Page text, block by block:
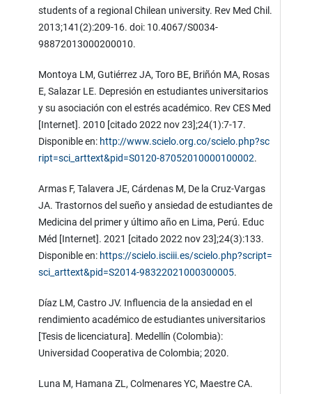
students of a regional Chilean university. Rev Med Chil.
2013;141(2):209-16. doi: 10.4067/S0034-
98872013000200010.
Montoya LM, Gutiérrez JA, Toro BE, Briñón MA, Rosas
E, Salazar LE. Depresión en estudiantes universitarios
y su asociación con el estrés académico. Rev CES Med
[Internet]. 2010 [citado 2022 nov 23];24(1):7-17.
Disponible en: http://www.scielo.org.co/scielo.php?sc
ript=sci_arttext&pid=S0120-87052010000100002.
Armas F, Talavera JE, Cárdenas M, De la Cruz-Vargas
JA. Trastornos del sueño y ansiedad de estudiantes de
Medicina del primer y último año en Lima, Perú. Educ
Méd [Internet]. 2021 [citado 2022 nov 23];24(3):133.
Disponible en: https://scielo.isciii.es/scielo.php?script=
sci_arttext&pid=S2014-98322021000300005.
Díaz LM, Castro JV. Influencia de la ansiedad en el
rendimiento académico de estudiantes universitarios
[Tesis de licenciatura]. Medellín (Colombia):
Universidad Cooperativa de Colombia; 2020.
Luna M, Hamana ZL, Colmenares YC, Maestre CA.